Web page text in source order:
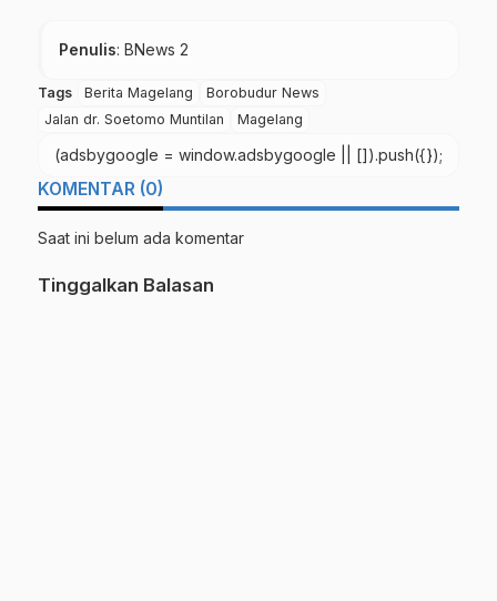
Penulis: BNews 2
Tags Berita Magelang
Borobudur News
Jalan dr. Soetomo Muntilan
Magelang
(adsbygoogle = window.adsbygoogle || []).push({});
KOMENTAR (0)
Saat ini belum ada komentar
Tinggalkan Balasan